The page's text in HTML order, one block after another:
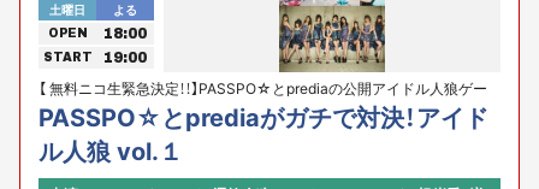
土曜日 よる
OPEN 18:00
START 19:00
【 無料ニコ生緊急決定！！】PASSPO☆とprediaの公開アイドル人狼ゲー
ム対決！！
PASSPO☆とprediaがガチで対決！アイド
ル人狼 vol.１